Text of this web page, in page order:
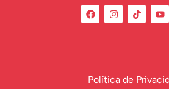
Política de